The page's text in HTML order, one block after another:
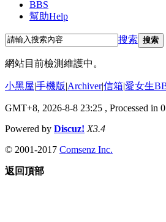
BBS
幫助Help
搜索 搜索
網站目前檢測維護中。
小黑屋|手機版|Archiver|信箱|愛女生
GMT+8, 2026-8-8 23:25 , Processed in
Powered by Discuz! X3.4
© 2001-2017 Comsenz Inc.
返回頂部